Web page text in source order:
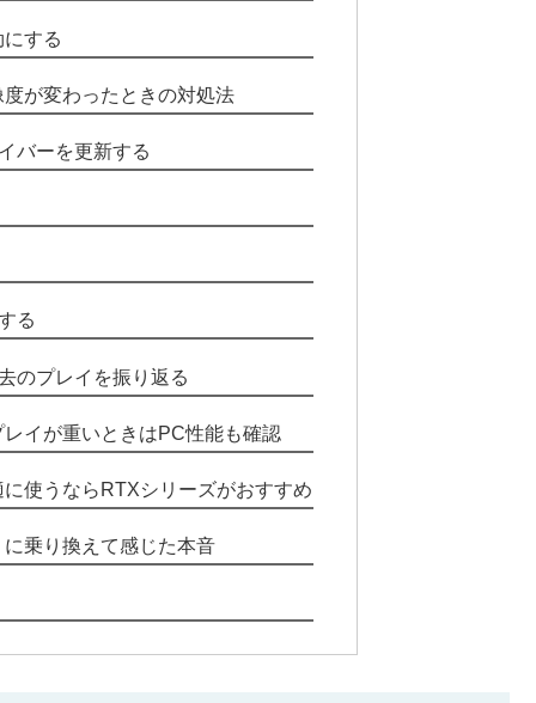
する
が変わったときの対処法
バーを更新する
る
のプレイを振り返る
イが重いときはPC性能も確認
使うならRTXシリーズがおすすめ
乗り換えて感じた本音